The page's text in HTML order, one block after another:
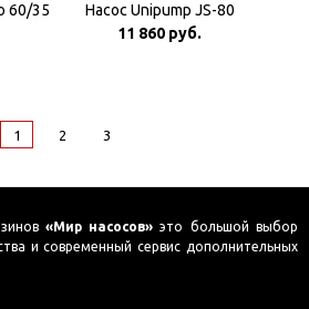
60/35
Насос Unipump JS-80
11 860 руб.
1 2 3
«Мир насосов» это большой выбор
и современный сервис дополнительных